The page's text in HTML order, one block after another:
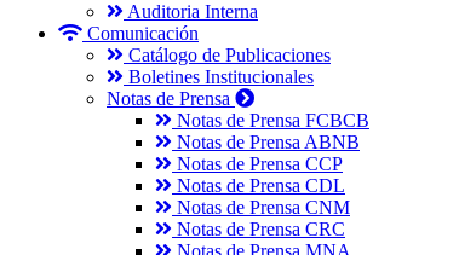
Auditoria Interna
Comunicación
Catálogo de Publicaciones
Boletines Institucionales
Notas de Prensa
Notas de Prensa FCBCB
Notas de Prensa ABNB
Notas de Prensa CCP
Notas de Prensa CDL
Notas de Prensa CNM
Notas de Prensa CRC
Notas de Prensa MNA